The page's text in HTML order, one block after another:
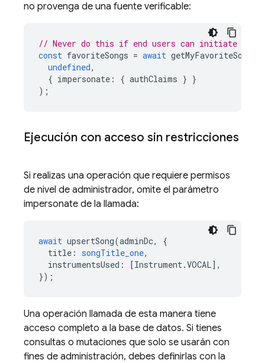
no provenga de una fuente verificable:
// Never do this if end users can initiate
const favoriteSongs = await getMyFavoriteSongs
undefined,
{ impersonate : { authClaims } }
);
Ejecución con acceso sin restricciones
Si realizas una operación que requiere permisos
de nivel de administrador, omite el parámetro
impersonate de la llamada:
await upsertSong(adminDc,
{
title : songTitle_one,
instrumentsUsed : [Instrument.VOCAL],
});
Una operación llamada de esta manera tiene
acceso completo a la base de datos. Si tienes
consultas o mutaciones que solo se usarán con
fines de administración, debes definirlas con la